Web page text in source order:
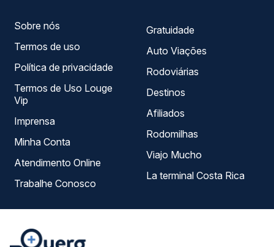
Sobre nós
Termos de uso
Política de privacidade
Termos de Uso Louge
Vip
Imprensa
Minha Conta
Atendimento Online
Trabalhe Conosco
Gratuidade
Auto Viações
Rodoviárias
Destinos
Afiliados
Rodomilhas
Viajo Mucho
La terminal Costa Rica